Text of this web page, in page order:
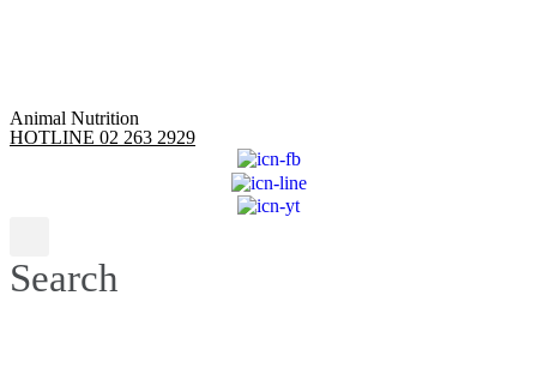
Animal Nutrition
HOTLINE 02 263 2929
Search